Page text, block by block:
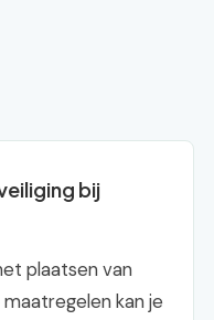
bij
plaatsen van
kan je